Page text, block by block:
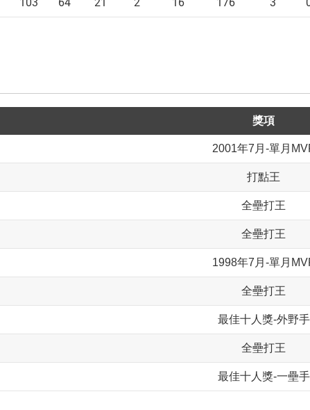
獎項
2001年7月-單月
打點王
全壘打王
全壘打王
1998年7月-單月
全壘打王
最佳十人獎-外野手
全壘打王
最佳十人獎-一壘手